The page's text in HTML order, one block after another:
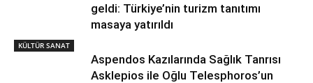
geldi: Türkiye’nin turizm tanıtımı
masaya yatırıldı
KÜLTÜR SANAT
Aspendos Kazılarında Sağlık Tanrısı
Asklepios ile Oğlu Telesphoros’un